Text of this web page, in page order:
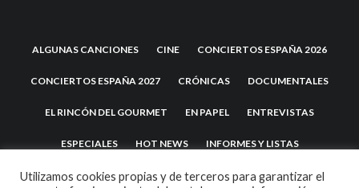
ALGUNAS CANCIONES CINE CONCIERTOS ESPAÑA 2026
CONCIERTOS ESPAÑA 2027 CRÓNICAS DOCUMENTALES
EL RINCÓN DEL GOURMET EN PAPEL ENTREVISTAS
ESPECIALES HOT NEWS INFORMES Y LISTAS
LA TRASTIENDA MIS DISCOS Y YO NOTICIAS OPINIÓN
Utilizamos cookies propias y de terceros para garantizar el